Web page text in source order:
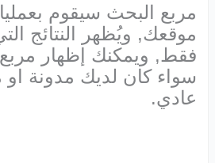
مربع البحث سيقوم
موقعك, ويُظهر النتائج
فقط, ويمكنك إظهار
سواء كان لديك مدونة او
عادي.